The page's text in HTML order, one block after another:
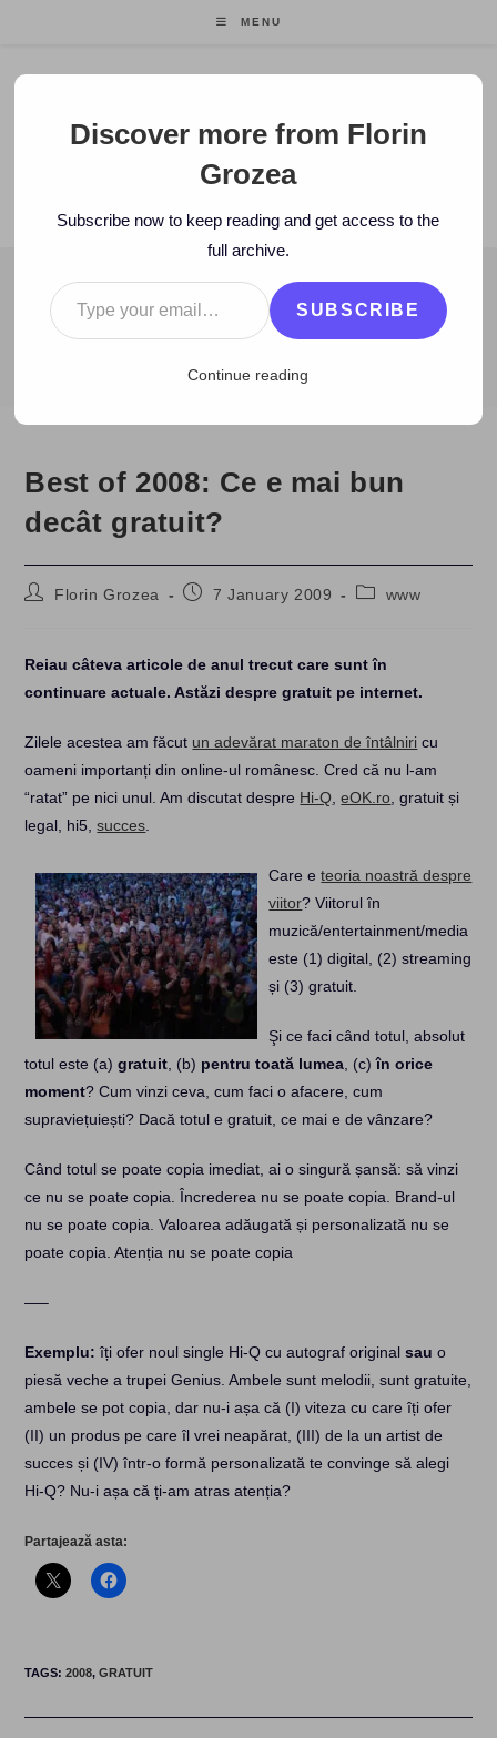
MENU
Florin Grozea
ENTREPRENEUR. FOUNDER/CEO MOCAPP.
BLOG
2009 > January > 7 > www Best of 2008: Ce e mai bun decât
Best of 2008: Ce e mai bun
decât gratuit?
PostFlorin Grozea
Post7 January 2009
Postwww
Reiau câteva articole de anul trecut care sunt în
continuare actuale. Astăzi despre gratuit pe internet.
Zilele acestea am făcut un adevărat maraton de întâlniri cu
oameni importanți din online-ul românesc. Cred că nu l-am
“ratat” pe nici unul. Am discutat despre Hi-Q ,eOK.ro , gratuit și
legal, hi5,succes
Care eteoria noastră despre
viitor? Viitorul în
muzică/entertainment/media
este (1) digital, (2) streaming
și (3) gratuit.
Şi ce faci când totul, absolut
totul este (a)gratuit , (b) pentru toată lumea , (c)în orice
moment? Cum vinzi ceva, cum faci o afacere, cum
supraviețuiești? Dacă totul e gratuit, ce mai e de vânzare?
Când totul se poate copia imediat, ai o singură șansă: să vinzi
ce nu se poate copia. Încrederea nu se poate copia. Brand-ul
nu se poate copia. Valoarea adăugată și personalizată nu se
poate copia. Atenția nu se poate copia
—–
Exemplu: îți ofer noul single Hi-Q cu autograf originalsau o
piesă veche a trupei Genius. Ambele sunt melodii, sunt gratuite,
ambele se pot copia, dar nu-i așa că (I) viteza cu care îți ofer
(II) un produs pe care îl vrei neapărat, (III) de la un artist de
succes și (IV) într-o formă personalizată te convinge să alegi
Hi-Q? Nu-i așa că ți-am atras atenția?
Partajează asta:
TAGS:2008, GRATUIT
Discover more from Florin
Grozea
Subscribe now to keep reading and get access to the
full archive.
Type your email…
SUBSCRIBE
Continue reading